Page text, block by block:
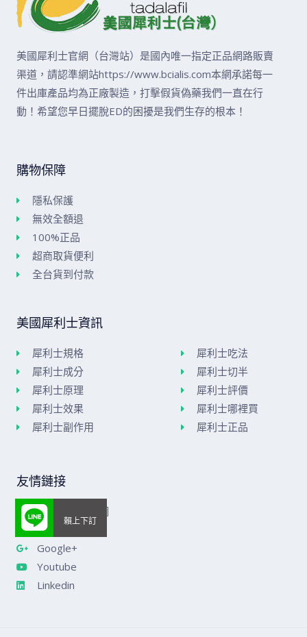
美國犀利士官網（台灣站）是國內唯一指定正品網路販賣
渠道，請認準網站https://www.bcialis.com本網承諾每一
件出庫產品均為正廠製造，打擊假貨偽藥我們一直在行
動！希望您早日擺脫ED的困擾是我們生存的根本！
購物保障
隱私保護
無效全額退
100%正品
超商取貨便利
全台貨到付款
美國犀利士資訊
犀利士規格
犀利士成分
犀利士原理
犀利士效果
犀利士副作用
犀利士吃法
犀利士切半
犀利士評價
犀利士哪裡買
犀利士正品
友情鏈接
美國威而鋼官網
樂威莊官網
Google+
Youtube
Linkedin